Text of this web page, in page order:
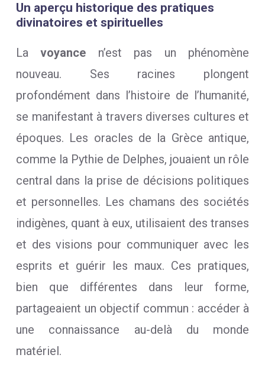
Un aperçu historique des pratiques
divinatoires et spirituelles
Lavoyance n’est pas un phénomène
nouveau. Ses racines plongent
profondément dans l’histoire de l’humanité,
se manifestant à travers diverses cultures et
époques. Les oracles de la Grèce antique,
comme la Pythie de Delphes, jouaient un rôle
central dans la prise de décisions politiques
et personnelles. Les chamans des sociétés
indigènes, quant à eux, utilisaient des transes
et des visions pour communiquer avec les
esprits et guérir les maux. Ces pratiques,
bien que différentes dans leur forme,
partageaient un objectif commun : accéder à
une connaissance au-delà du monde
matériel.